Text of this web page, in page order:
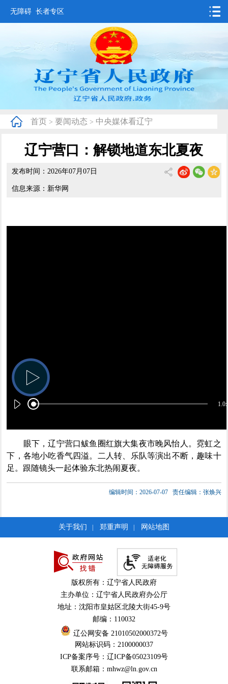
无障碍 长者专区
要闻动态
政务公开
互动交流
数据发布
省情概况
首页 > 要闻动态 > 中央媒体看辽宁
辽宁营口：解锁地道东北夏夜
发布时间：2026年07月07日
信息来源：新华网
1.0x
眼下，辽宁营口鲅鱼圈红旗大集夜市晚风怡人。霓虹之
下，各地小吃香气四溢。二人转、乐队等演出不断，趣味十
足。跟随镜头一起体验东北热闹夏夜。
编辑时间：2026-07-07 责任编辑：张焕兴
关于我们 郑重声明 网站地图
版权所有：辽宁省人民政府
主办单位：辽宁省人民政府办公厅
地址：沈阳市皇姑区北陵大街45-9号
邮编：110032
辽公网安备 21010502000372号
网站标识码：2100000037
ICP备案序号：辽ICP备05023109号
联系邮箱：mhwz@ln.gov.cn